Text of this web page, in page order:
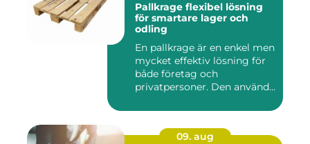
Pallkrage flexibel lösning
för smartare lager och
odling
En pallkrage är en enkel men
mycket effektiv lösning för
både företag och
privatpersoner. Den använd...
09. aug